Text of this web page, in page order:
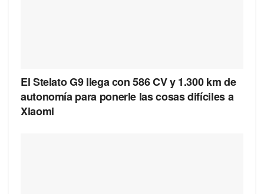
El Stelato G9 llega con 586 CV y 1.300 km de
autonomía para ponerle las cosas difíciles a
Xiaomi